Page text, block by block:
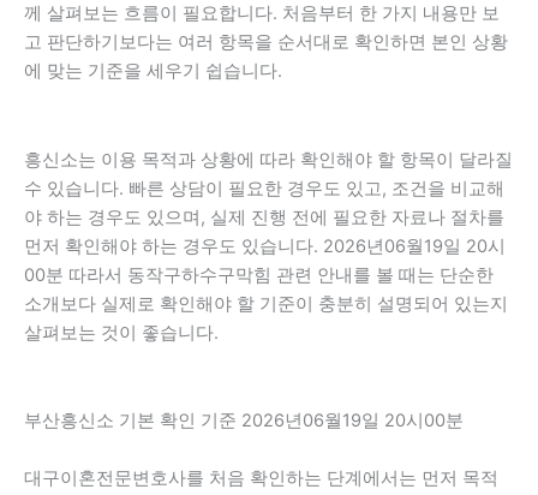
께 살펴보는 흐름이 필요합니다. 처음부터 한 가지 내용만 보
고 판단하기보다는 여러 항목을 순서대로 확인하면 본인 상황
에 맞는 기준을 세우기 쉽습니다.
흥신소는 이용 목적과 상황에 따라 확인해야 할 항목이 달라질
수 있습니다. 빠른 상담이 필요한 경우도 있고, 조건을 비교해
야 하는 경우도 있으며, 실제 진행 전에 필요한 자료나 절차를
먼저 확인해야 하는 경우도 있습니다. 2026년06월19일 20시
00분 따라서 동작구하수구막힘 관련 안내를 볼 때는 단순한
소개보다 실제로 확인해야 할 기준이 충분히 설명되어 있는지
살펴보는 것이 좋습니다.
부산흥신소 기본 확인 기준 2026년06월19일 20시00분
대구이혼전문변호사를 처음 확인하는 단계에서는 먼저 목적